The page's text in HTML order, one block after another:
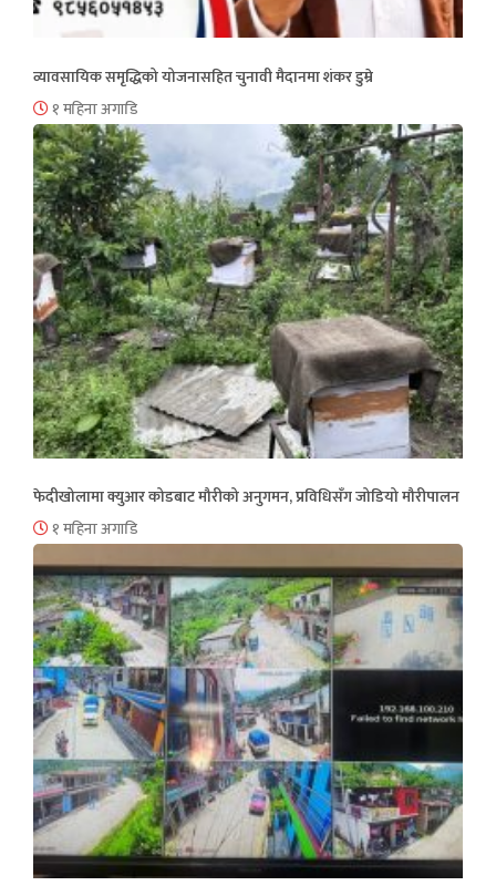
व्यावसायिक समृद्धिको योजनासहित चुनावी मैदानमा शंकर डुम्रे
१ महिना अगाडि
फेदीखोलामा क्युआर कोडबाट मौरीको अनुगमन, प्रविधिसँग जोडियो मौरीपालन
१ महिना अगाडि